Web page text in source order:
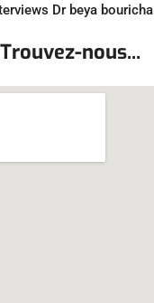
Dr beya bouricha
Trouvez-nous...